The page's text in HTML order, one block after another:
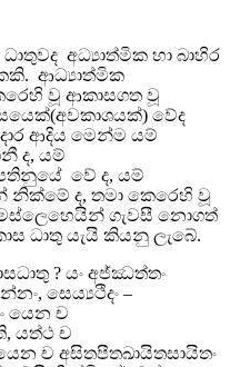
අධ්‍යාත්මික හා බාහිර
ආධ්‍යාත්මික
වූ ආකාසගත වූ
වේද
ආදිය මෙන්ම යම්
ද, යම්
වේ ද, යම්
නික්මේ ද, තමා කෙරෙහි වූ
ගැවසී නොගත්
ධාතු යැයි කියනු ලැබේ.
? යං අජ්ඣත්තං
සෙය්‍යථිදං –
යෙන ච
යත්ථ ච
ච අසිතපීතඛායිතසායිතං